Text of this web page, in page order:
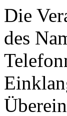
Die
des